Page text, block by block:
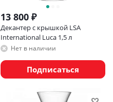
13 800 ₽
Декантер с крышкой LSA
International Luca 1,5 л
Нет в наличии
Подписаться